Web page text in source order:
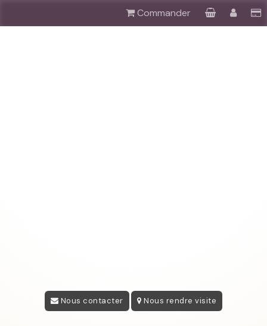
Commander
Nous contacter Nous rendre visite